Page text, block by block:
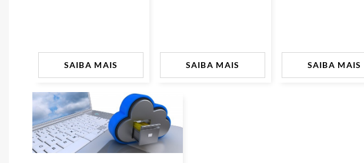
SAIBA MAIS SAIBA MAIS SAIBA MAIS